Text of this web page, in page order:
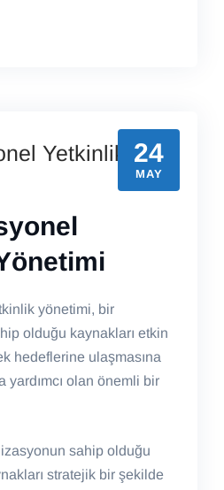
24
MAY
Yetkinlik
yönetimi, bir
olduğu kaynakları etkin
hedeflerine ulaşmasına
yardımcı olan önemli bir
sahip olduğu
stratejik bir şekilde